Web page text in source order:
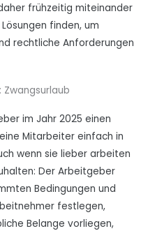
frühzeitig miteinander
finden, um
rechtliche Anforderungen
Zwangsurlaub
im Jahr 2025 einen
Mitarbeiter einfach in
wenn sie lieber arbeiten
Der Arbeitgeber
Bedingungen und
festlegen,
Belange vorliegen,